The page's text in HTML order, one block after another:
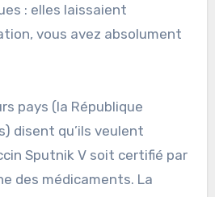
: elles laissaient
vous avez absolument
pays (la République
disent qu’ils veulent
Sputnik V soit certifié par
des médicaments. La